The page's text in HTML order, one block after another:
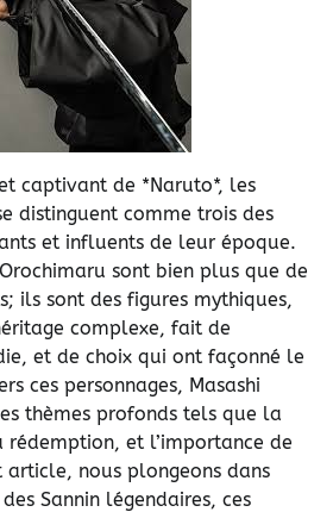
captivant de *Naruto*, les
distinguent comme trois des
et influents de leur époque.
sont bien plus que de
ils sont des figures mythiques,
complexe, fait de
et de choix qui ont façonné le
ces personnages, Masashi
thèmes profonds tels que la
et l’importance de
nous plongeons dans
Sannin légendaires, ces